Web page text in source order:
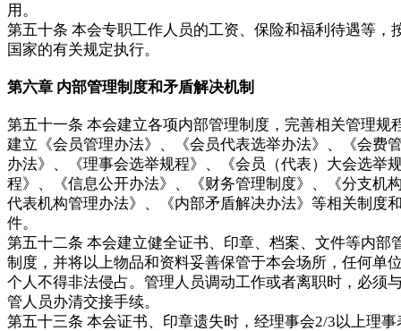
用。
第五十条 本会专职工作人员的工资、保险和福利待遇等，
国家的有关规定执行。
第六章 内部管理制度和矛盾解决机制
第五十一条 本会建立各项内部管理制度，完善相关管理规
建立《会员管理办法》、《会员代表选举办法》、《会费
办法》、《理事会选举规程》、《会员（代表）大会选举
程》、《信息公开办法》、《财务管理制度》、《分支机
代表机构管理办法》、《内部矛盾解决办法》等相关制度
件。
第五十二条 本会建立健全证书、印章、档案、文件等内部
制度，并将以上物品和资料妥善保管于本会场所，任何单
个人不得非法侵占。管理人员调动工作或者离职时，必须
管人员办清交接手续。
第五十三条 本会证书、印章遗失时，经理事会2/3以上理事